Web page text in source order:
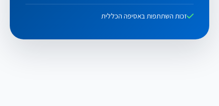
זכות השתתפות באסיפה הכללית